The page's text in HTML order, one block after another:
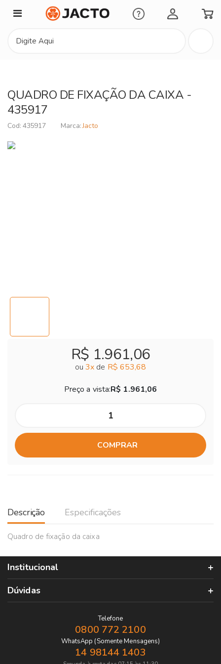
Minha Conta
QUADRO DE FIXAÇÃO DA CAIXA -
435917
435917 Jacto
R$ 1.961,06
ou 3x de R$ 653,68
Preço a vista:R$ 1.961,06
COMPRAR
Descrição Especificações
Quadro de fixação da caixa
Institucional
Dúvidas
Telefone
0800 772 2100
WhatsApp (Somente Mensagens)
14 98144 1403